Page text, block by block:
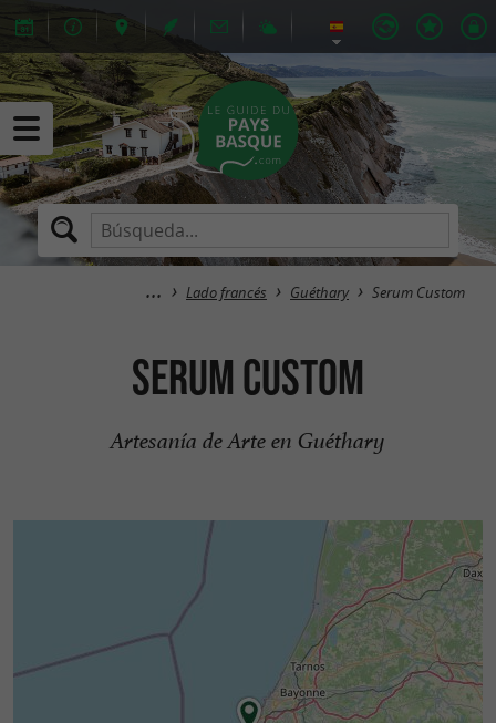
Lado francés Guéthary Serum Custom
Serum Custom
Artesanía de Arte en Guéthary